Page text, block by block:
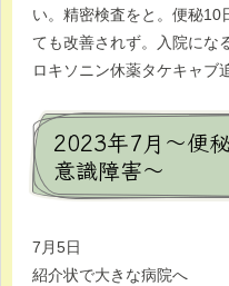
い。精密検査をと。便秘10
ても改善されず。入院にな
ロキソニン休薬タケキャブ
2023年7月～便
意識障害～
7月5日
紹介状で大きな病院へ